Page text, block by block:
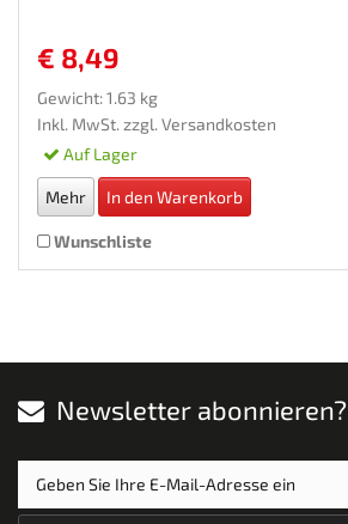
€ 8,49
Gewicht: 1.63 kg
Inkl. MwSt. zzgl. Versandkosten
Auf Lager
Mehr In den Warenkorb
Wunschliste
Newsletter abonnieren?